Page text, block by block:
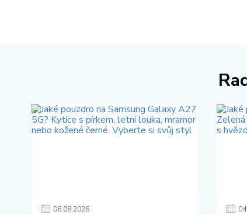
06.08.2026
04.